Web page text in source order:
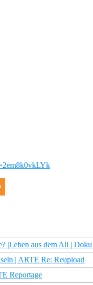
|Leben aus dem All |
| ARTE Re: Reupload
Reportage